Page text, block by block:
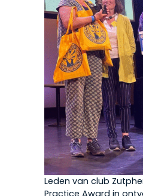
Leden van club
Practice Award in